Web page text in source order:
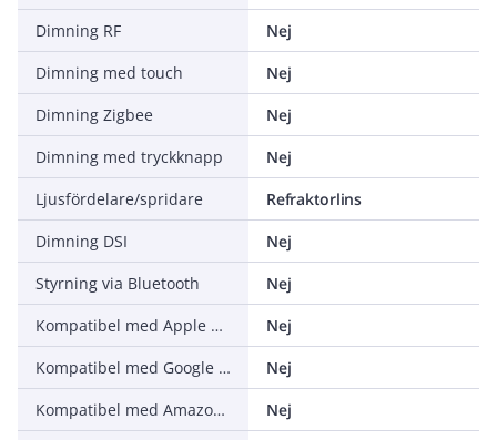
Dimning RF
Nej
Dimning med touch
Nej
Dimning Zigbee
Nej
Dimning med tryckknapp
Nej
Ljusfördelare/spridare
Refraktorlins
Dimning DSI
Nej
Styrning via Bluetooth
Nej
Kompatibel med Apple HomeKit
Nej
Kompatibel med Google Assistant
Nej
Kompatibel med Amazon Alexa
Nej